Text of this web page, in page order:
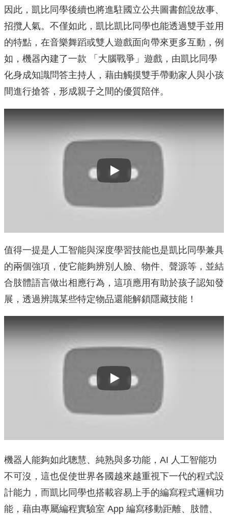
因此，凱比同學後續也將進駐國立公共圖書館說故事、
招攬人氣。不僅如此，凱比凱比同學也能透過雙手並用
的特點，在音樂舞蹈或雙人遊戲面向帶來更多互動，例
如，機器內建了一款 「大腦戰爭」遊戲，由凱比同學
化身成知識問答主持人，藉由觸摸雙手帶動家人與小孩
間進行搶答，形成親子之間的優質陪伴。
Play
值得一提是人工智能與深度學習技能也是凱比同學兼具
的兩個強項，使它能夠辨別人臉、物件、聲源等，並結
合肢體語言做出相應行為，這項應用有助於孩子認知發
展，透過辨識某些特定物品還能解鎖隱藏技能！
Play
機器人能夠如此聰慧、純熟與多功能，AI 人工智能功
不可沒，這也促使世界各國越來越重視下一代的程式設
計能力，而凱比同學也搭載容易上手的編寫程式邏輯功
能，藉由專屬編程實驗室 App 編寫移動距離、肢體、